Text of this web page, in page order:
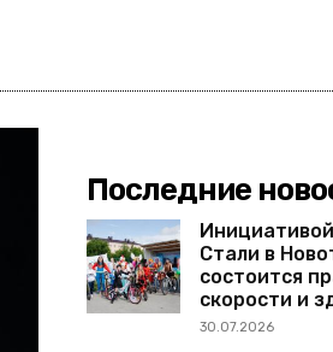
Последние
Стали в
состоится
скорости и
30.07.2026